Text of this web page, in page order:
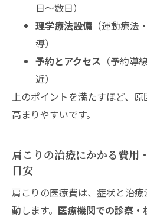
日〜数日）
理学療法設備 （運動療
導）
予約とアクセス （予約導
近）
上のポイントを満たすほど、
高まりやすいです。
肩こりの治療にかかる費用
目安
肩こりの医療費は、症状と治
動します。 医療機関での診察